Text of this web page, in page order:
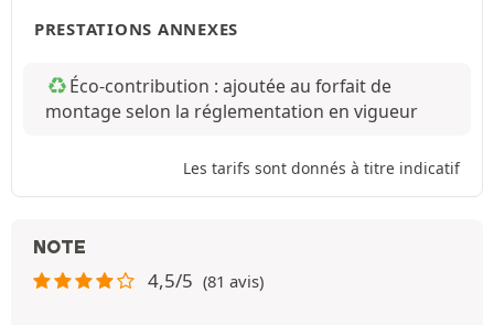
PRESTATIONS ANNEXES
Éco-contribution : ajoutée au forfait de
montage selon la réglementation en vigueur
Les tarifs sont donnés à titre indicatif
NOTE
4,5/5 (81 avis)